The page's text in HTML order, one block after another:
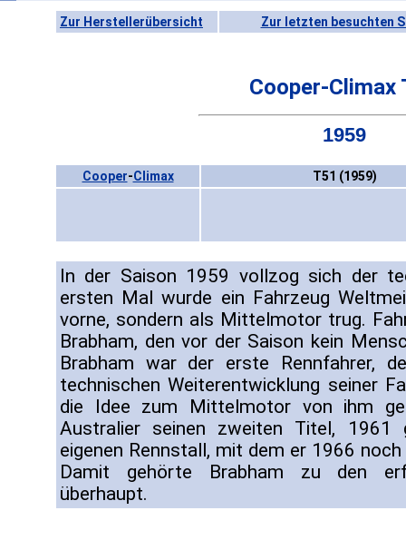
Zur Herstellerübersicht Zur letzten besuchten
Cooper-Climax
1959
Cooper-Climax T51 (1959)
In der Saison 1959 vollzog sich der
ersten Mal wurde ein Fahrzeug
vorne, sondern als Mittelmotor trug.
Brabham, den vor der Saison kein
Brabham war der erste Rennfahrer,
technischen Weiterentwicklung seiner
die Idee zum Mittelmotor von ihm
Australier seinen zweiten Titel, 1961
eigenen Rennstall, mit dem er 1966
Damit gehörte Brabham zu den
überhaupt.